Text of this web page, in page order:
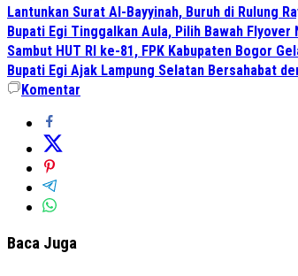
Lantunkan Surat Al-Bayyinah, Buruh di Rulung
Bupati Egi Tinggalkan Aula, Pilih Bawah
Sambut HUT RI ke-81, FPK Kabupaten Bogor
Bupati Egi Ajak Lampung Selatan Bersahabat
Komentar
Baca Juga